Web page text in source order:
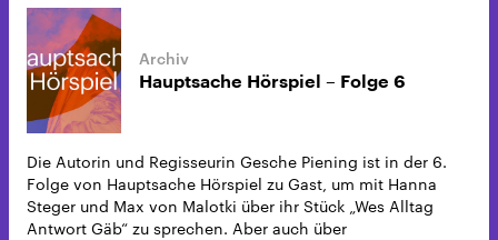
Hauptsache Hörspiel – Folge 6
Die Autorin und Regisseurin Gesche Piening ist in der 6.
Folge von Hauptsache Hörspiel zu Gast, um mit Hanna
Steger und Max von Malotki über ihr Stück „Wes Alltag
Antwort Gäb“ zu sprechen. Aber auch über